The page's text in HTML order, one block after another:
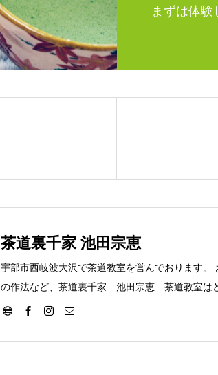
まずは体験
茶道裏千家 池田宗恵
宇部市西岐波大沢で茶道教室を営んでおります。
の作法など、茶道裏千家 池田宗恵 茶道教室は
す。